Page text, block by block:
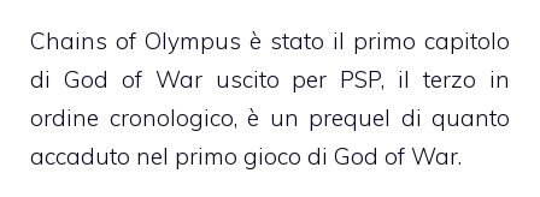
Chains of Olympus è stato il primo capitolo
di God of War uscito per PSP, il terzo in
ordine cronologico, è un prequel di quanto
accaduto nel primo gioco di God of War.